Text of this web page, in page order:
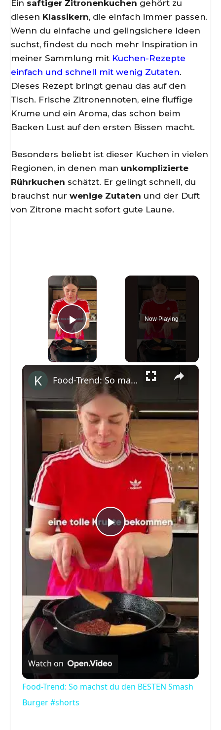
Ein saftiger Zitronenkuchen gehört zu
diesen Klassikern, die einfach immer passen.
Wenn du einfache und gelingsichere Ideen
suchst, findest du noch mehr Inspiration in
meiner Sammlung mit Kuchen-Rezepte
einfach und schnell mit wenig Zutaten.
Dieses Rezept bringt genau das auf den
Tisch. Frische Zitronennoten, eine fluffige
Krume und ein Aroma, das schon beim
Backen Lust auf den ersten Bissen macht.
Besonders beliebt ist dieser Kuchen in vielen
Regionen, in denen man unkomplizierte
Rührkuchen schätzt. Er gelingt schnell, du
brauchst nurwenige Zutaten und der Duft
von Zitrone macht sofort gute Laune.
×
Play Video
Now Playing
×
Play
Video
Food-Trend: So machst du den BESTEN Smash Burger #shorts
Watch on
Food-Trend: So machst du den BESTEN Smash
Burger #shorts